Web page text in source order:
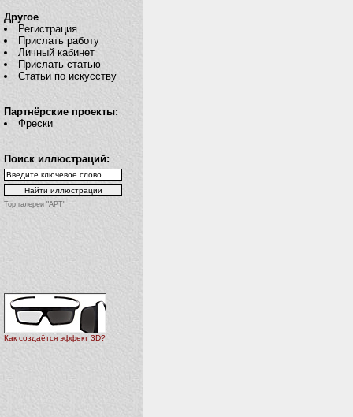
Другое
Регистрация
Прислать работу
Личный кабинет
Прислать статью
Статьи по искусству
Партнёрские проекты:
Фрески
Поиск иллюстраций:
Top галереи "АРТ"
Как создаётся эффект 3D?